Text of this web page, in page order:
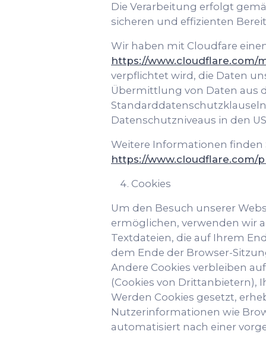
Die Verarbeitung erfolgt
sicheren und effizienten
Wir haben mit Cloudfare
https://www.cloudflare.com/
verpflichtet wird, die Daten
Übermittlung von Daten aus
Datenschutzniveaus in den
Weitere Informationen finden
https://www.cloudflare.com/
Cookies
Um den Besuch unserer
ermöglichen, verwenden wir
Textdateien, die auf Ihrem
dem Ende der Browser-
Andere Cookies verbleiben
(Cookies von Drittanbietern),
Werden Cookies gesetzt,
Nutzerinformationen wie
automatisiert nach einer